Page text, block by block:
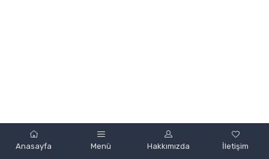
Anasayfa Menü Hakkımızda İletişim
by
mobint